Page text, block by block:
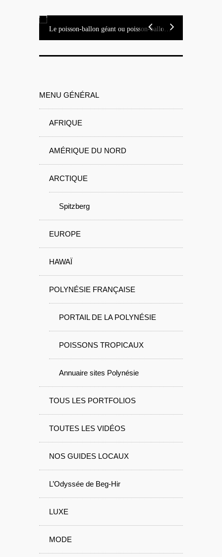
Le poisson-ballon géant ou poisson-ballon étoilé
MENU GÉNÉRAL
AFRIQUE
AMÉRIQUE DU NORD
ARCTIQUE
Spitzberg
EUROPE
HAWAÏ
POLYNÉSIE FRANÇAISE
PORTAIL DE LA POLYNÉSIE
POISSONS TROPICAUX
Annuaire sites Polynésie
TOUS LES PORTFOLIOS
TOUTES LES VIDÉOS
NOS GUIDES LOCAUX
L’Odyssée de Beg-Hir
LUXE
MODE